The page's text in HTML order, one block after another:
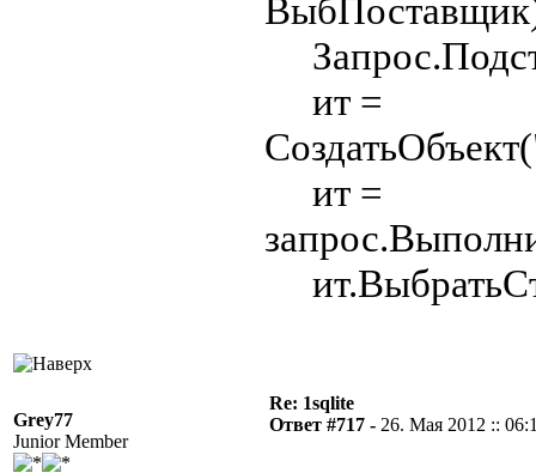
ит =
ит =
Grey77
Junior Member
Re: 1sqlite
Ответ #717 - 26. Мая 2012 ::